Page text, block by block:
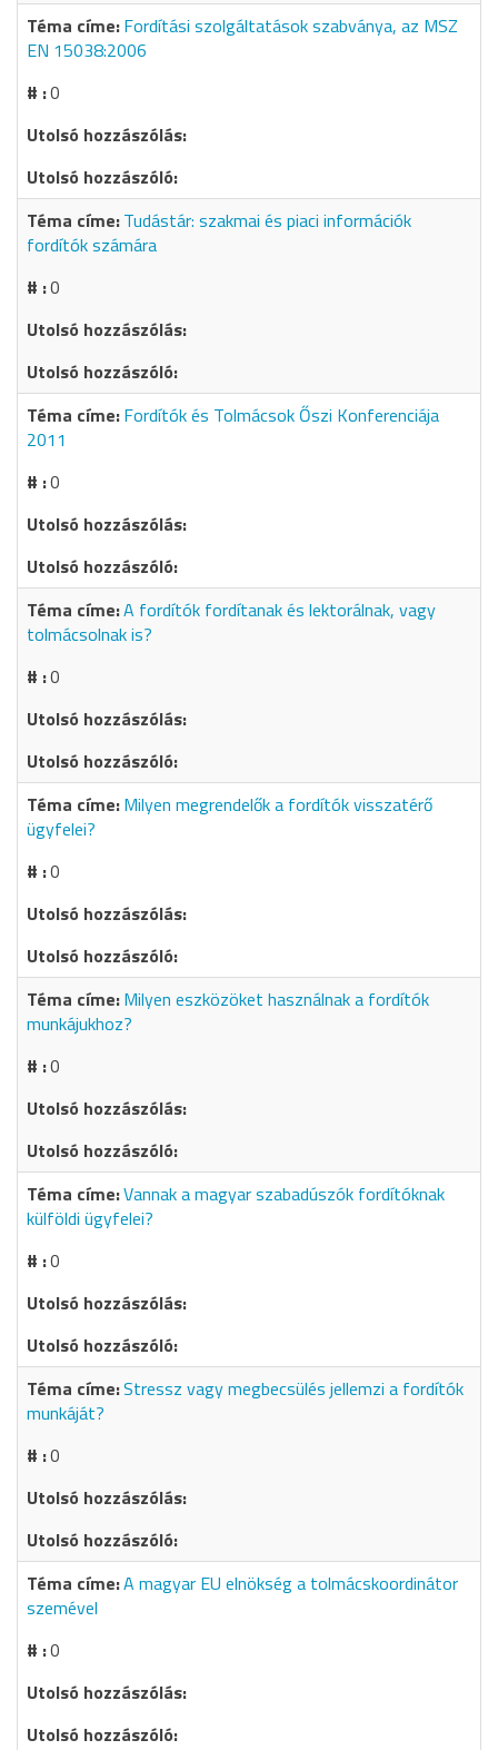
Fordítási szolgáltatások szabványa, az MSZ
EN 15038:2006
0
Tudástár: szakmai és piaci információk
fordítók számára
0
Fordítók és Tolmácsok Őszi Konferenciája
2011
0
A fordítók fordítanak és lektorálnak, vagy
tolmácsolnak is?
0
Milyen megrendelők a fordítók visszatérő
ügyfelei?
0
Milyen eszközöket használnak a fordítók
munkájukhoz?
0
Vannak a magyar szabadúszók fordítóknak
külföldi ügyfelei?
0
Stressz vagy megbecsülés jellemzi a fordítók
munkáját?
0
A magyar EU elnökség a tolmácskoordinátor
szemével
0